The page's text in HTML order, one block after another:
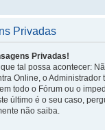
Privadas
Privadas!
tal possa acontecer:
Online, o
todo o Fórum ou o
último é o seu caso,
não saiba.